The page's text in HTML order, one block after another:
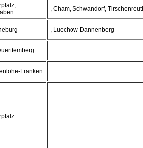
, Cham, Schwandorf,
, Luechow-Dannenberg
Franken